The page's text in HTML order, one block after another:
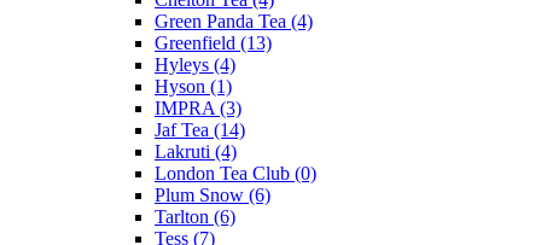
Green Panda Tea (4)
Greenfield (13)
Hyleys (4)
Hyson (1)
IMPRA (3)
Jaf Tea (14)
Lakruti (4)
London Tea Club (0)
Plum Snow (6)
Tarlton (6)
Tess (7)